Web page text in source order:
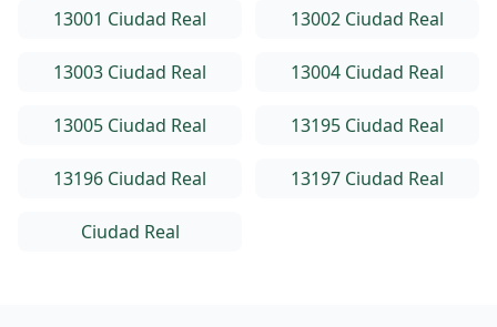
13001 Ciudad Real
13002 Ciudad Real
13003 Ciudad Real 13004 Ciudad Real
13005 Ciudad Real 13195 Ciudad Real
13196 Ciudad Real 13197 Ciudad Real
Ciudad Real